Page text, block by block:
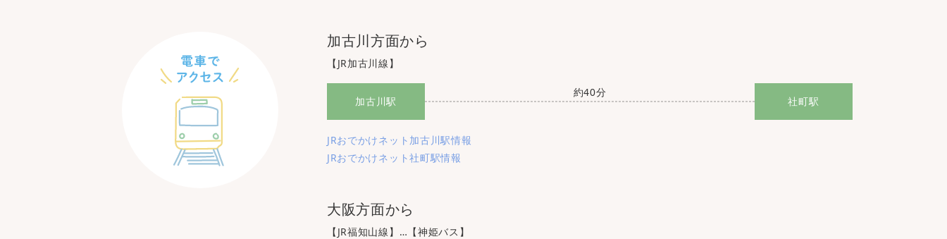
加古川方面から
【JR加古川線】
加古川駅
約40分
社町駅
JRおでかけネット加古川駅情報
JRおでかけネット社町駅情報
大阪方面から
【JR福知山線】…【神姫バス】